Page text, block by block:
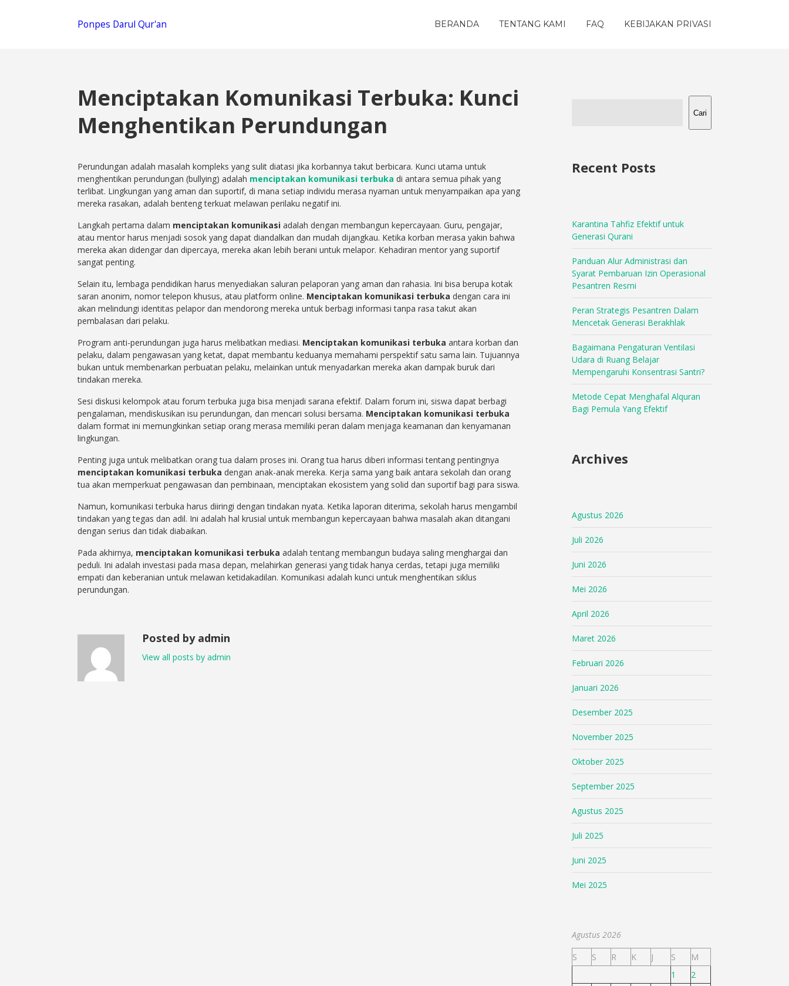
Ponpes Darul Qur'an BERANDA TENTANG KAMI FAQ KEBIJAKAN PRIVASI
Menciptakan Komunikasi Terbuka: Kunci
Menghentikan Perundungan
Perundungan adalah masalah kompleks yang sulit diatasi jika korbannya takut berbicara. Kunci utama untuk
menghentikan perundungan (bullying) adalah menciptakan komunikasi terbuka di antara semua pihak yang
terlibat. Lingkungan yang aman dan suportif, di mana setiap individu merasa nyaman untuk menyampaikan apa yang
mereka rasakan, adalah benteng terkuat melawan perilaku negatif ini.
Langkah pertama dalam menciptakan komunikasi adalah dengan membangun kepercayaan. Guru, pengajar,
atau mentor harus menjadi sosok yang dapat diandalkan dan mudah dijangkau. Ketika korban merasa yakin bahwa
mereka akan didengar dan dipercaya, mereka akan lebih berani untuk melapor. Kehadiran mentor yang suportif
sangat penting.
Selain itu, lembaga pendidikan harus menyediakan saluran pelaporan yang aman dan rahasia. Ini bisa berupa kotak
saran anonim, nomor telepon khusus, atau platform online. Menciptakan komunikasi terbuka dengan cara ini
akan melindungi identitas pelapor dan mendorong mereka untuk berbagi informasi tanpa rasa takut akan
pembalasan dari pelaku.
Program anti-perundungan juga harus melibatkan mediasi. Menciptakan komunikasi terbuka antara korban dan
pelaku, dalam pengawasan yang ketat, dapat membantu keduanya memahami perspektif satu sama lain. Tujuannya
bukan untuk membenarkan perbuatan pelaku, melainkan untuk menyadarkan mereka akan dampak buruk dari
tindakan mereka.
Sesi diskusi kelompok atau forum terbuka juga bisa menjadi sarana efektif. Dalam forum ini, siswa dapat berbagi
pengalaman, mendiskusikan isu perundungan, dan mencari solusi bersama. Menciptakan komunikasi terbuka
dalam format ini memungkinkan setiap orang merasa memiliki peran dalam menjaga keamanan dan kenyamanan
lingkungan.
Penting juga untuk melibatkan orang tua dalam proses ini. Orang tua harus diberi informasi tentang pentingnya
menciptakan komunikasi terbuka dengan anak-anak mereka. Kerja sama yang baik antara sekolah dan orang
tua akan memperkuat pengawasan dan pembinaan, menciptakan ekosistem yang solid dan suportif bagi para siswa.
Namun, komunikasi terbuka harus diiringi dengan tindakan nyata. Ketika laporan diterima, sekolah harus mengambil
tindakan yang tegas dan adil. Ini adalah hal krusial untuk membangun kepercayaan bahwa masalah akan ditangani
dengan serius dan tidak diabaikan.
Pada akhirnya, menciptakan komunikasi terbuka adalah tentang membangun budaya saling menghargai dan
peduli. Ini adalah investasi pada masa depan, melahirkan generasi yang tidak hanya cerdas, tetapi juga memiliki
empati dan keberanian untuk melawan ketidakadilan. Komunikasi adalah kunci untuk menghentikan siklus
perundungan.
Posted by admin
View all posts by admin
Cari
Recent Posts
Karantina Tahfiz Efektif untuk
Generasi Qurani
Panduan Alur Administrasi dan
Syarat Pembaruan Izin Operasional
Pesantren Resmi
Peran Strategis Pesantren Dalam
Mencetak Generasi Berakhlak
Bagaimana Pengaturan Ventilasi
Udara di Ruang Belajar
Mempengaruhi Konsentrasi Santri?
Metode Cepat Menghafal Alquran
Bagi Pemula Yang Efektif
Archives
Agustus 2026
Juli 2026
Juni 2026
Mei 2026
April 2026
Maret 2026
Februari 2026
Januari 2026
Desember 2025
November 2025
Oktober 2025
September 2025
Agustus 2025
Juli 2025
Juni 2025
Mei 2025
Agustus 2026
S
S R K J S
M
1
2